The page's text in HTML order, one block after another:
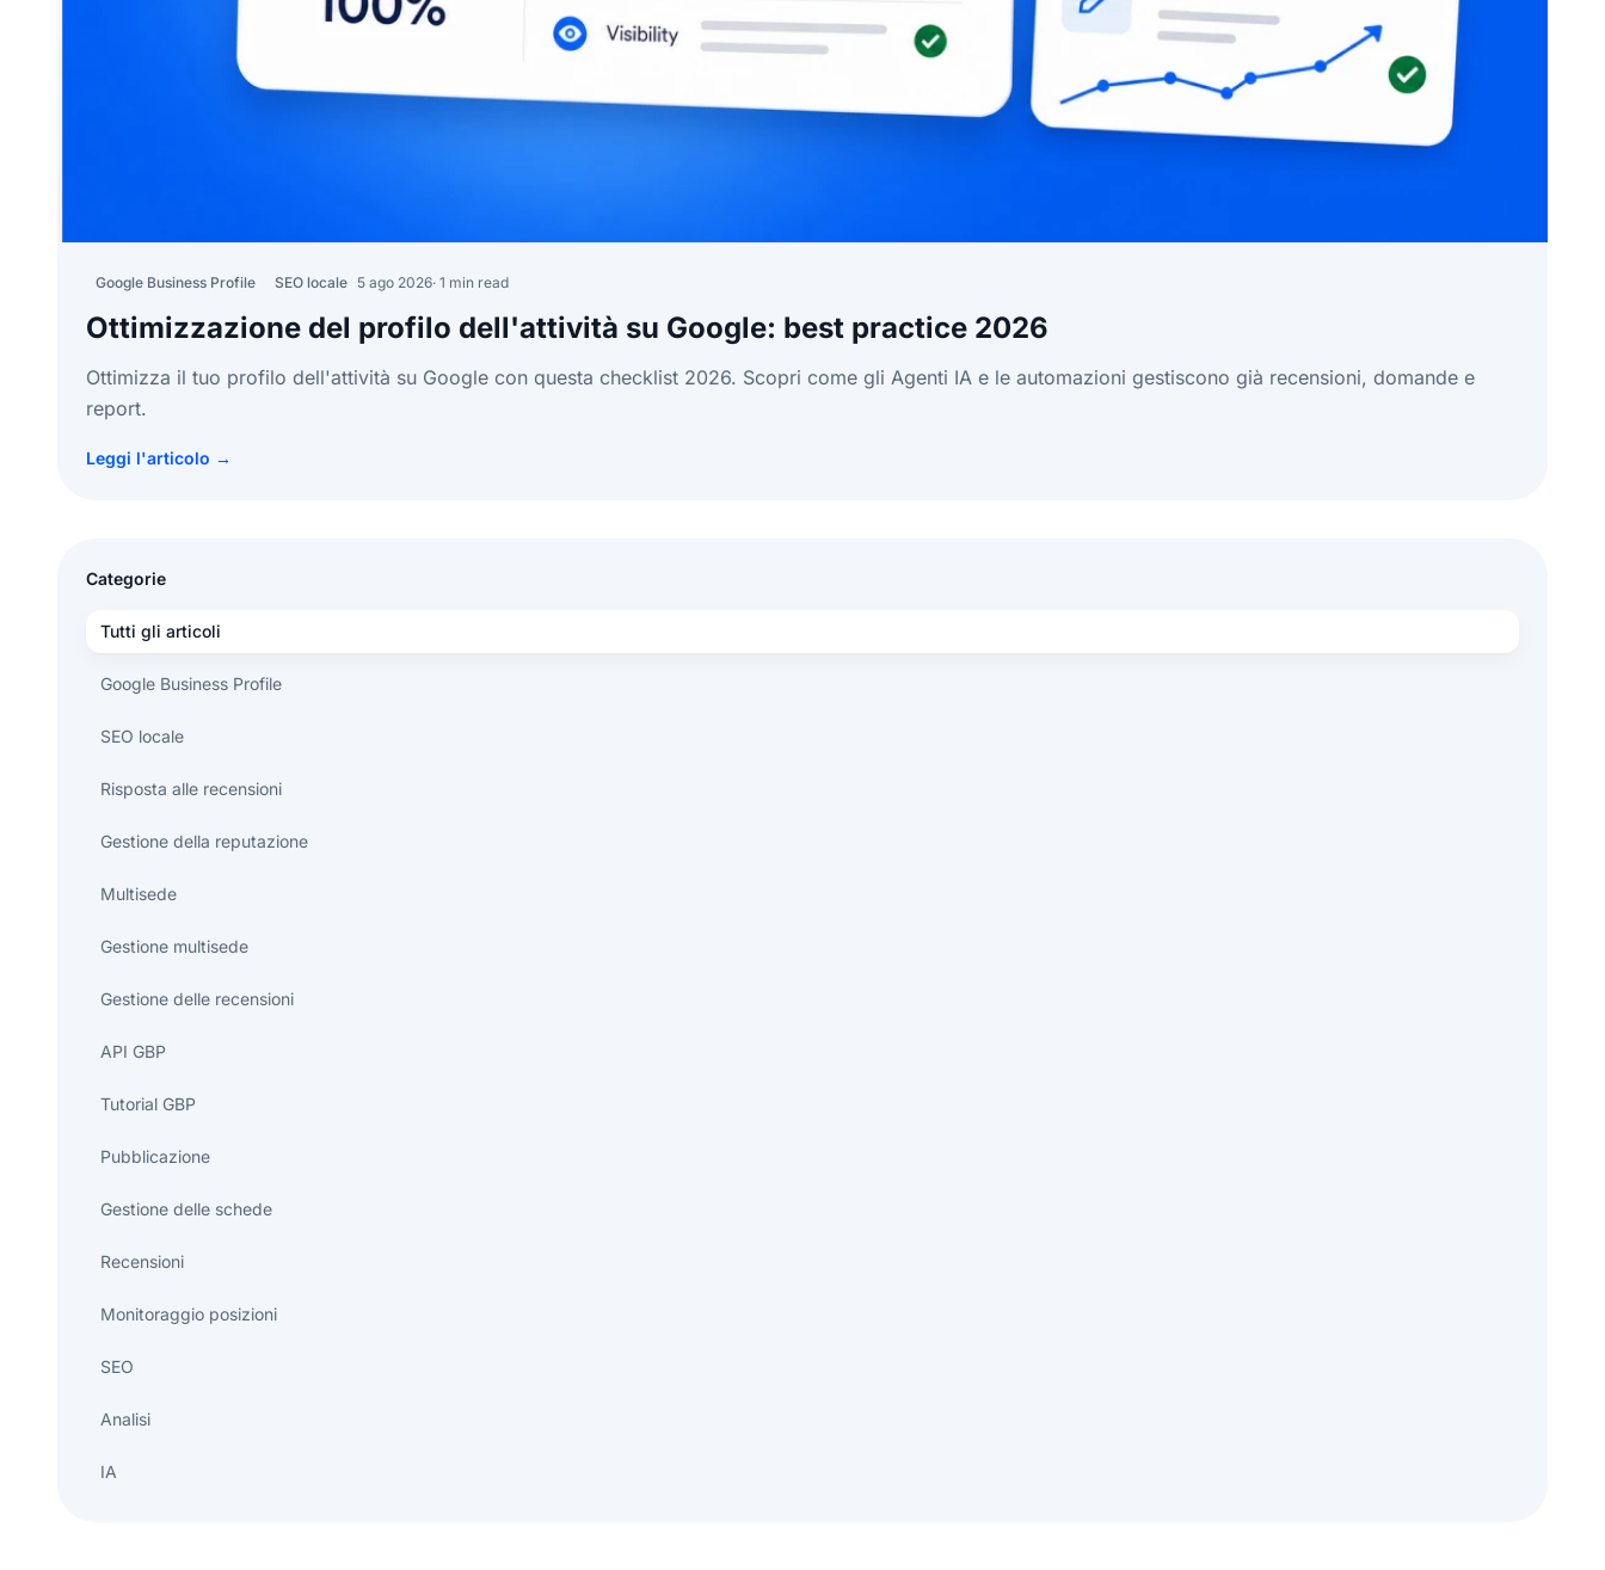
Google Business Profile SEO locale 5 ago 2026· 1 min read
Ottimizzazione del profilo dell'attività su Google: best practice 2026
Ottimizza il tuo profilo dell'attività su Google con questa checklist 2026. Scopri come gli Agenti IA e le automazioni gestiscono già recensioni, domande e
report.
Leggi l'articolo →
Categorie
Tutti gli articoli
Google Business Profile
SEO locale
Risposta alle recensioni
Gestione della reputazione
Multisede
Gestione multisede
Gestione delle recensioni
API GBP
Tutorial GBP
Pubblicazione
Gestione delle schede
Recensioni
Monitoraggio posizioni
SEO
Analisi
IA